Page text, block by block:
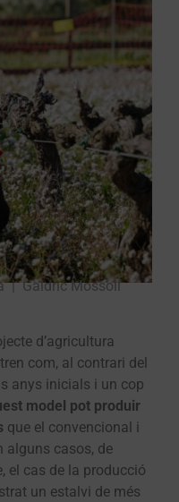
| Galdric Mossoll
d’agricultura
com, al contrari del
anys inicials i un cop
model pot produir
que el convencional i
alguns casos, de
el cas de la producció
un estalvi de més